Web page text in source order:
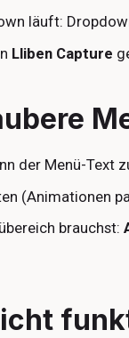
läuft:
Lliben Capture
der Menü-Text
(Animationen
brauchst: